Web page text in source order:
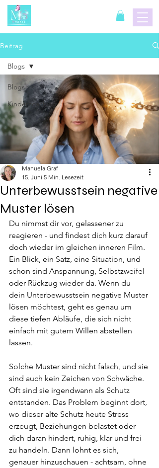
Beitrag
Blogs
Kindercoaching
Blogs
Unterbewusstsein negative
Muster lösen
Manuela Graf
15. Juni 5 Min. Lesezeit
Du nimmst dir vor, gelassener zu
reagieren - und findest dich kurz darauf
doch wieder im gleichen inneren Film.
Ein Blick, ein Satz, eine Situation, und
schon sind Anspannung, Selbstzweifel
oder Rückzug wieder da. Wenn du
dein Unterbewusstsein negative Muster
lösen möchtest, geht es genau um
diese tiefen Abläufe, die sich nicht
einfach mit gutem Willen abstellen
lassen.
Solche Muster sind nicht falsch, und sie
sind auch kein Zeichen von Schwäche.
Oft sind sie irgendwann als Schutz
entstanden. Das Problem beginnt dort,
wo dieser alte Schutz heute Stress
erzeugt, Beziehungen belastet oder
dich daran hindert, ruhig, klar und frei
zu handeln. Dann lohnt es sich,
genauer hinzuschauen - achtsam, ohne